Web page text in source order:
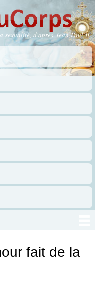
d'après Jean-Paul II
fait de la